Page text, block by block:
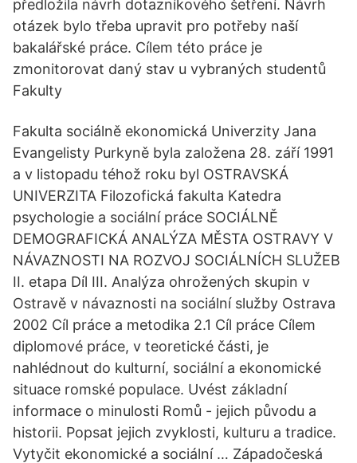
předložila návrh dotazníkového šetření. Návrh
otázek bylo třeba upravit pro potřeby naší
bakalářské práce. Cílem této práce je
zmonitorovat daný stav u vybraných studentů
Fakulty
Fakulta sociálně ekonomická Univerzity Jana
Evangelisty Purkyně byla založena 28. září 1991
a v listopadu téhož roku byl OSTRAVSKÁ
UNIVERZITA Filozofická fakulta Katedra
psychologie a sociální práce SOCIÁLNĚ
DEMOGRAFICKÁ ANALÝZA MĚSTA OSTRAVY V
NÁVAZNOSTI NA ROZVOJ SOCIÁLNÍCH SLUŽEB
II. etapa Díl III. Analýza ohrožených skupin v
Ostravě v návaznosti na sociální služby Ostrava
2002 Cíl práce a metodika 2.1 Cíl práce Cílem
diplomové práce, v teoretické části, je
nahlédnout do kulturní, sociální a ekonomické
situace romské populace. Uvést základní
informace o minulosti Romů - jejich původu a
historii. Popsat jejich zvyklosti, kulturu a tradice.
Vytyčit ekonomické a sociální … Západočeská